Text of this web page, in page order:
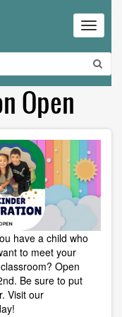
Toggle
Open
have a child who
to meet your
Open
Be sure to put
Visit our